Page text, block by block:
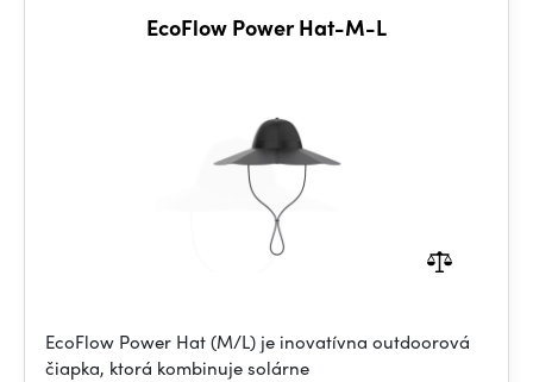
EcoFlow Power Hat-M-L
EcoFlow Power Hat (M/L) je inovatívna outdoorová
čiapka, ktorá kombinuje solárne